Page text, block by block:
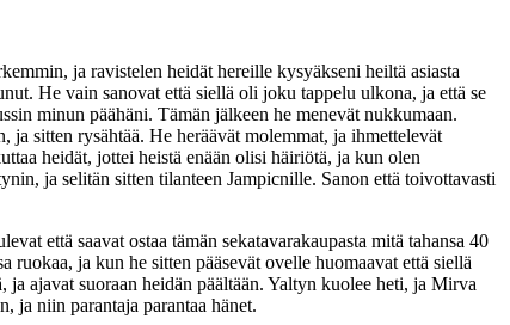
ja ravistelen heidät hereille kysyäkseni heiltä asiasta
He vain sanovat että siellä oli joku tappelu ulkona, ja että se
minun päähäni. Tämän jälkeen he menevät nukkumaan.
sitten rysähtää. He heräävät molemmat, ja ihmettelevät
heidät, jottei heistä enään olisi häiriötä, ja kun olen
ja selitän sitten tilanteen Jampicnille. Sanon että toivottavasti
että saavat ostaa tämän sekatavarakaupasta mitä tahansa 40
ja kun he sitten pääsevät ovelle huomaavat että siellä
ajavat suoraan heidän päältään. Yaltyn kuolee heti, ja Mirva
ja niin parantaja parantaa hänet.